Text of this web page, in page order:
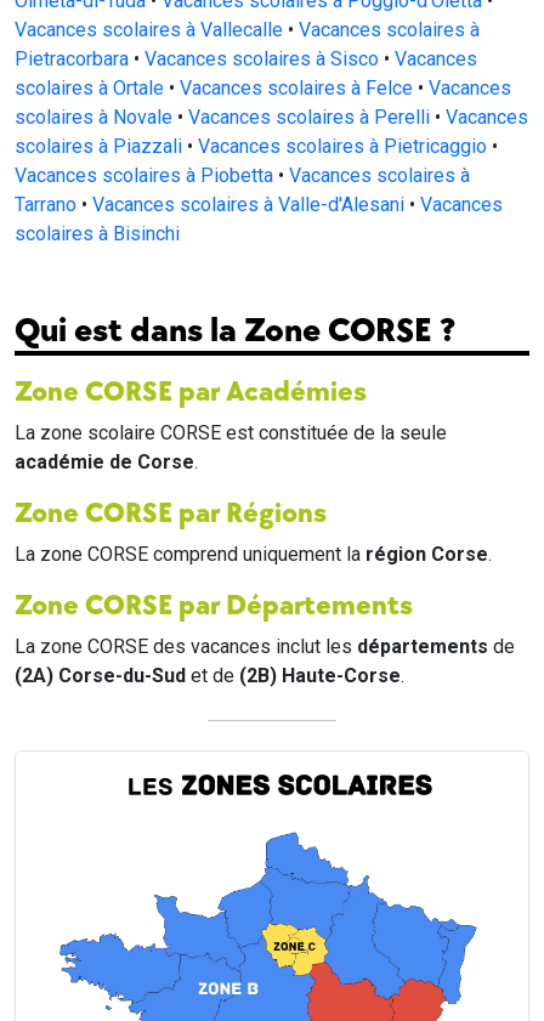
Vacances scolaires à Vallecalle • Vacances scolaires à
Pietracorbara • Vacances scolaires à Sisco • Vacances
scolaires à Ortale • Vacances scolaires à Felce • Vacances
scolaires à Novale • Vacances scolaires à Perelli • Vacances
scolaires à Piazzali • Vacances scolaires à Pietricaggio •
Vacances scolaires à Piobetta • Vacances scolaires à
Tarrano • Vacances scolaires à Valle-d'Alesani • Vacances
scolaires à Bisinchi
Qui est dans la Zone CORSE ?
Zone CORSE par Académies
La zone scolaire CORSE est constituée de la seule
académie de Corse.
Zone CORSE par Régions
La zone CORSE comprend uniquement la région Corse.
Zone CORSE par Départements
La zone CORSE des vacances inclut les départements de
(2A) Corse-du-Sud et de (2B) Haute-Corse.